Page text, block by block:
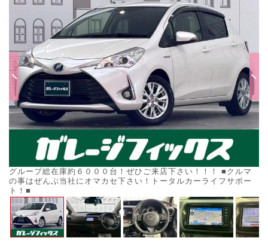
グループ総在庫約６０００台！ぜひご来店下さい！！！ ■クルマ
の事はぜんぶ当社にオマカセ下さい！トータルカーライフサポー
ト！■